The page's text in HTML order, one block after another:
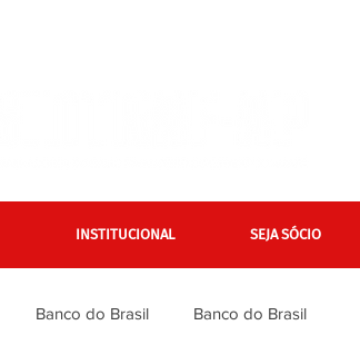
INSTITUCIONAL SEJA SÓCIO
Banco do Brasil Banco do Brasil